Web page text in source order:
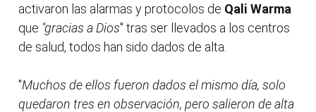
activaron las alarmas y protocolos de Qali Warma
que "gracias a Dios" tras ser llevados a los centros
de salud, todos han sido dados de alta.
"Muchos de ellos fueron dados el mismo día, solo
quedaron tres en observación, pero salieron de alta